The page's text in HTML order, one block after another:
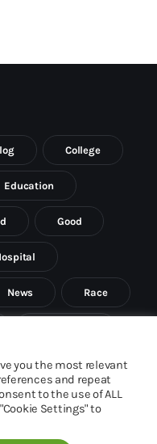
College
Education
Good
News Race
you the most relevant
and repeat
to the use of ALL
Settings" to